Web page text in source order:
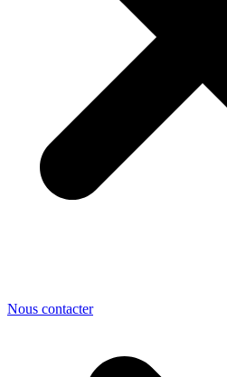
Nous contacter